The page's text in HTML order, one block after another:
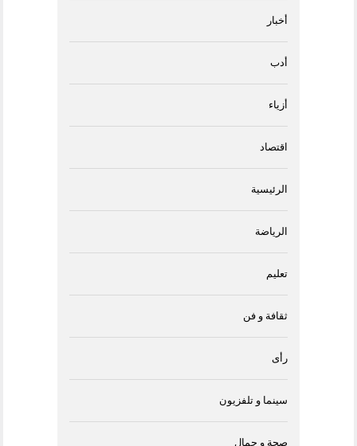
أخبار
أدب
أزياء
اقتصاد
الرئيسية
الرياضة
تعليم
ثقافة و فن
رأى
سينما و تلفزيون
صحة و جمال